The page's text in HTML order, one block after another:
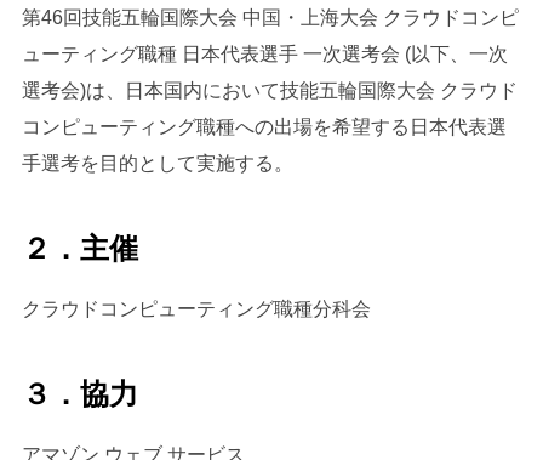
第46回技能五輪国際大会 中国・上海大会 クラウドコンピ
ューティング職種 日本代表選手 一次選考会 (以下、一次
選考会)は、日本国内において技能五輪国際大会 クラウド
コンピューティング職種への出場を希望する日本代表選
手選考を目的として実施する。
２．主催
クラウドコンピューティング職種分科会
３．協力
アマゾン ウェブ サービス